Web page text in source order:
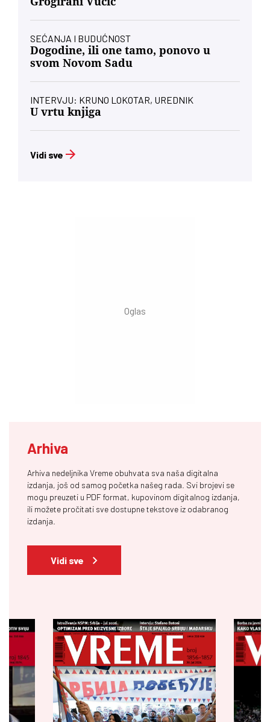
SEĆANJA I BUDUĆNOST
Dogodine, ili one tamo, ponovo u
svom Novom Sadu
INTERVJU: KRUNO LOKOTAR, UREDNIK
U vrtu knjiga
Vidi sve
Arhiva
Arhiva nedeljnika Vreme obuhvata sva naša digitalna
izdanja, još od samog početka našeg rada. Svi brojevi se
mogu preuzeti u PDF format, kupovinom digitalnog izdanja,
ili možete pročitati sve dostupne tekstove iz odabranog
izdanja.
Vidi sve